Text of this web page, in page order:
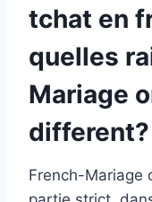
tchat en
quelles
Mariage
different?
French-Mariage